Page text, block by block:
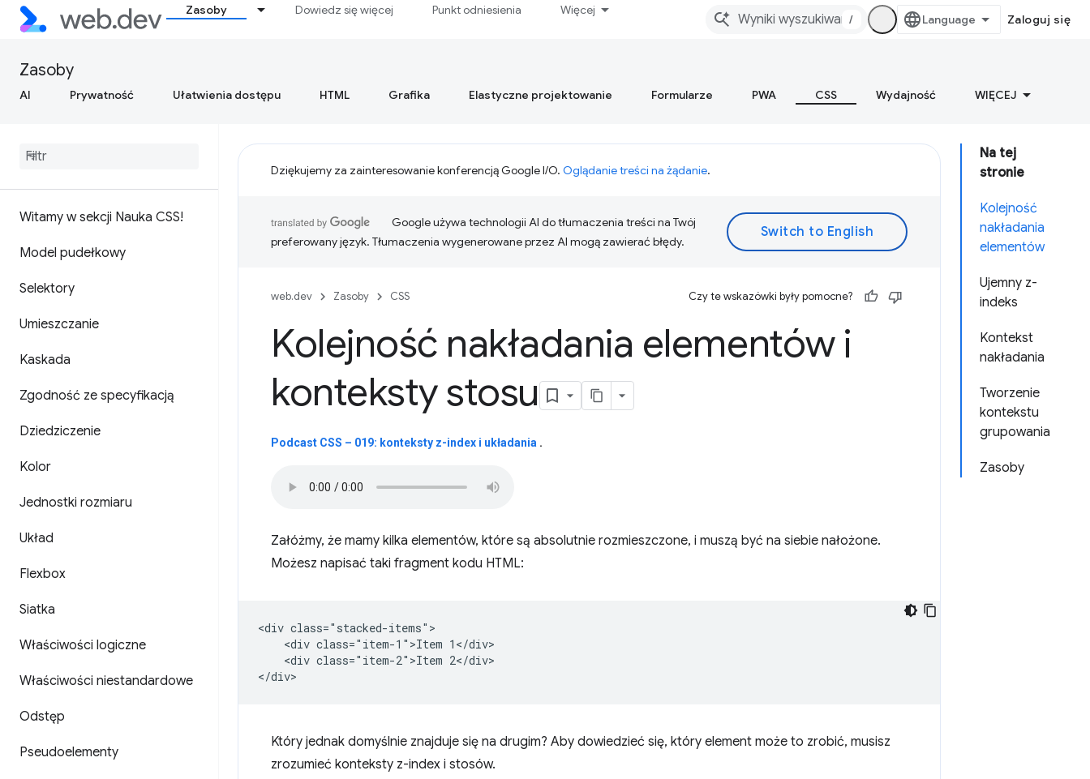
Zasoby Dowiedz się więcej Punkt odniesienia Więcej
/ Zaloguj się
Zasoby
AI Prywatność Ułatwienia dostępu HTML Grafika Elastyczne projektowanie Formularze PWA CSS Wydajność WIĘCEJ
Witamy w sekcji Nauka CSS!
Model pudełkowy
Selektory
Umieszczanie
Kaskada
Zgodność ze specyfikacją
Dziedziczenie
Kolor
Jednostki rozmiaru
Układ
Flexbox
Siatka
Właściwości logiczne
Właściwości niestandardowe
Odstęp
Pseudoelementy
Na tej
stronie
Kolejność
nakładania
elementów
Ujemny z-
indeks
Kontekst
nakładania
Tworzenie
kontekstu
grupowania
Zasoby
Dziękujemy za zainteresowanie konferencją Google I/O. Oglądanie treści na żądanie.
Google używa technologii AI do tłumaczenia treści na Twój
preferowany język. Tłumaczenia wygenerowane przez AI mogą zawierać błędy.
web.dev Zasoby CSS Czy te wskazówki były pomocne?
Kolejność nakładania elementów i
konteksty stosu
Podcast CSS – 019: konteksty z-index i układania .
Załóżmy, że mamy kilka elementów, które są absolutnie rozmieszczone, i muszą być na siebie nałożone.
Możesz napisać taki fragment kodu HTML:
<div class="stacked-items">
    <div class="item-1">Item 1</div>
    <div class="item-2">Item 2</div>
Który jednak domyślnie znajduje się na drugim? Aby dowiedzieć się, który element może to zrobić, musisz
zrozumieć konteksty z-index i stosów.